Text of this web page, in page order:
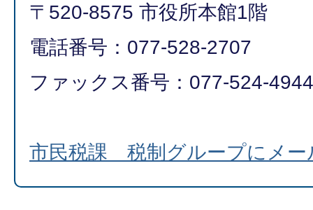
〒520-8575 市役所本館1階
電話番号：077-528-2707
ファックス番号：077-524-4944
市民税課 税制グループにメー